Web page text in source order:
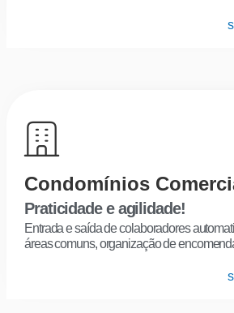
Condomínios
Praticidade e agilidade!
Entrada e saída de colaboradores
áreas comuns, organização de